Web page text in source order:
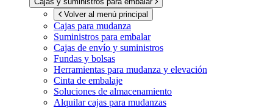
Volver al menú principal
Cajas para mudanza
Suministros para embalar
Cajas de envío y suministros
Fundas y bolsas
Herramientas para mudanza y elevación
Cinta de embalaje
Soluciones de almacenamiento
Alquilar cajas para mudanzas